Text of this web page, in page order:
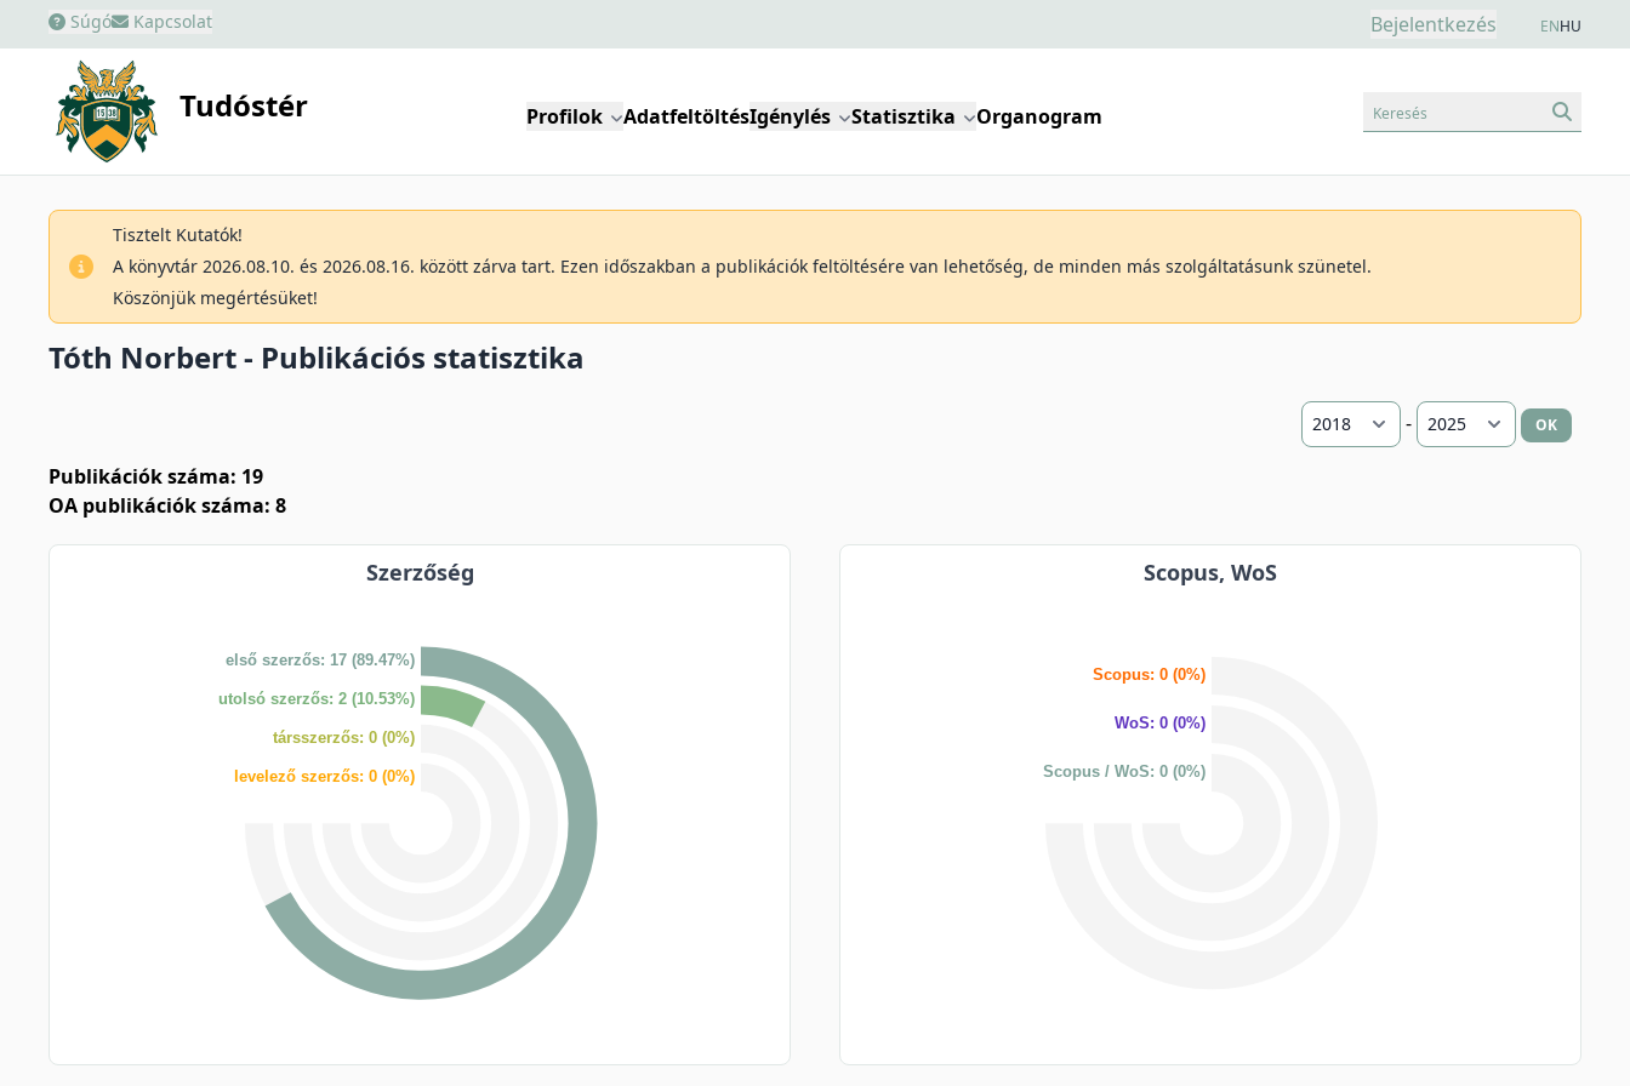
Súgó Kapcsolat Bejelentkezés ENHU
Tudóstér Profilok AdatfeltöltésIgénylés Statisztika Organogram Keresés
Tisztelt Kutatók!
A könyvtár 2026.08.10. és 2026.08.16. között zárva tart. Ezen időszakban a publikációk feltöltésére van lehetőség, de minden más szolgáltatásunk szünetel.
Köszönjük megértésüket!
Tóth Norbert - Publikációs statisztika
- OK
Publikációk száma: 19
OA publikációk száma: 8
Szerzőség
első szerzős: 17 (89.47%)
utolsó szerzős: 2 (10.53%)
társszerzős: 0 (0%)
levelező szerzős: 0 (0%)
Scopus, WoS
Scopus: 0 (0%)
WoS: 0 (0%)
Scopus / WoS: 0 (0%)